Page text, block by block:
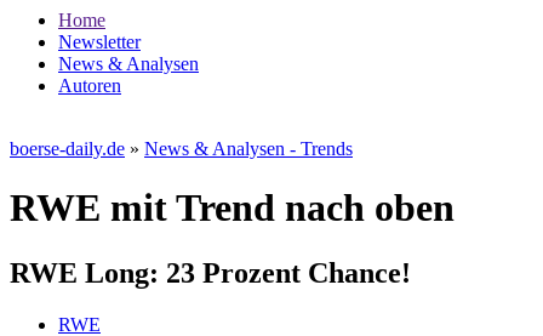
Home
Newsletter
News & Analysen
Autoren
boerse-daily.de » News & Analysen - Trends
RWE mit Trend nach oben
RWE Long: 23 Prozent Chance!
RWE